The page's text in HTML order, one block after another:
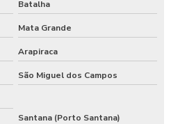
Batalha
Mata Grande
Arapiraca
São Miguel dos Campos
Santana (Porto Santana)